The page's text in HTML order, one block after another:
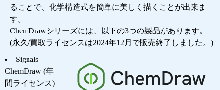
ることで、化学構造式を簡単に美しく描くことが出来ま
す。
ChemDrawシリーズには、以下の3つの製品があります。
(永久/買取ライセンスは2024年12月で販売終了しました。)
Signals
ChemDraw (年
間ライセンス)